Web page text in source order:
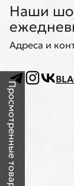
Наши
Адреса и
Просмотренные товары